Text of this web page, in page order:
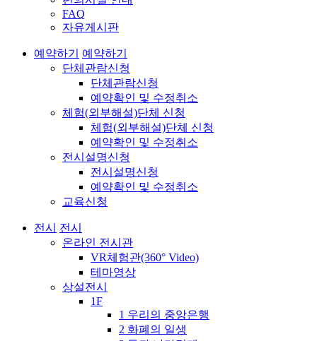
FAQ
자유게시판
예약하기
예약하기
단체관람신청
단체관람신청
예약확인 및 수정취소
체험(외부해설)단체 신청
체험(외부해설)단체 신청
예약확인 및 수정취소
전시설명신청
전시설명신청
예약확인 및 수정취소
교육신청
전시
전시
온라인 전시관
VR체험관(360° Video)
테마영상
상설전시
1F
1 우리의 중앙은행
2 화폐의 일생